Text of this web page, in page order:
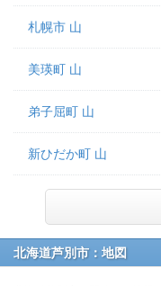
札幌市 山
美瑛町 山
弟子屈町 山
新ひだか町 山
北海道芦別市：地図